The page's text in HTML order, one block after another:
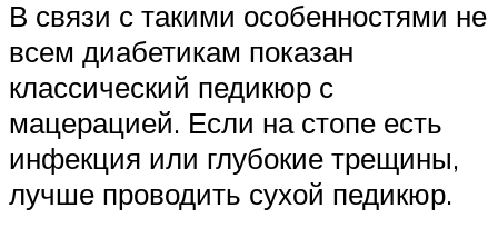
В связи с такими особенностями не
всем диабетикам показан
классический педикюр с
мацерацией. Если на стопе есть
инфекция или глубокие трещины,
лучше проводить сухой педикюр.